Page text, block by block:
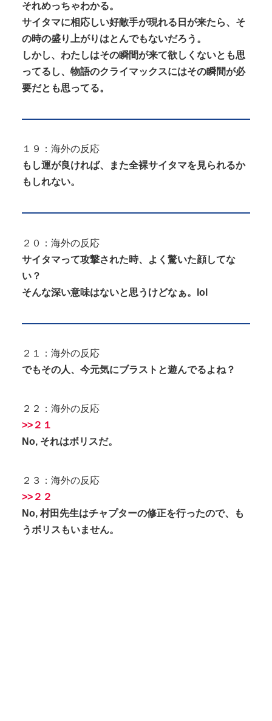
それめっちゃわかる。
サイタマに相応しい好敵手が現れる日が来たら、そ
の時の盛り上がりはとんでもないだろう。
しかし、わたしはその瞬間が来て欲しくないとも思
ってるし、物語のクライマックスにはその瞬間が必
要だとも思ってる。
１９：海外の反応
もし運が良ければ、また全裸サイタマを見られるか
もしれない。
２０：海外の反応
サイタマって攻撃された時、よく驚いた顔してな
い？
そんな深い意味はないと思うけどなぁ。lol
２１：海外の反応
でもその人、今元気にブラストと遊んでるよね？
２２：海外の反応
>>２１
No, それはボリスだ。
２３：海外の反応
>>２２
No, 村田先生はチャプターの修正を行ったので、も
うボリスもいません。